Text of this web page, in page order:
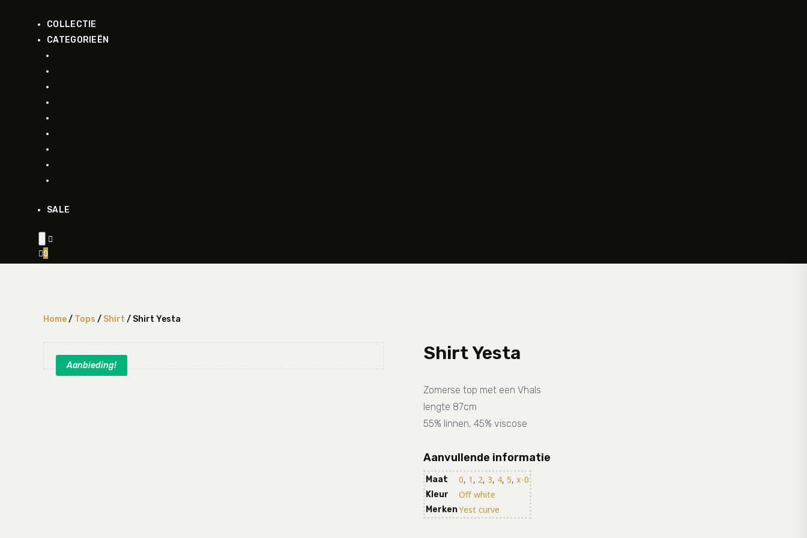
COLLECTIE
CATEGORIEËN
SALE

0
Home/ Tops / Shirt / Shirt Yesta
Aanbieding!
Shirt Yesta
Zomerse top met een Vhals
lengte 87cm
55% linnen, 45% viscose
Aanvullende informatie
Maat 0, 1 , 2, 3, 4, 5, x-0
Kleur Off white
MerkenYest curve